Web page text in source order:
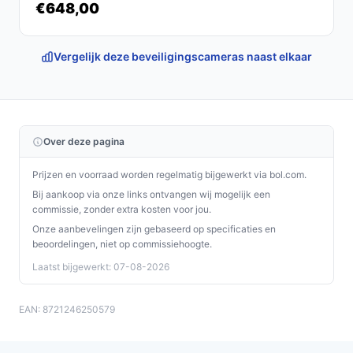
Beveilig netwerk en toegang volgens de
handleiding om ongeautoriseerde toegang te
vermijden.
montagemateriaal, verbind de voeding via USB of
gebruik het zonnepaneel, en volg de app- of
handleidingstappen voor koppeling met HomeBase.
Controleer na installatie beeldhoek en
bewegingsgevoeligheid.
Concrete checks voor de handleiding en specificaties:
Controleer in de handleiding of de USB-voeding
situatie.
€648,00
Vergelijk deze beveiligingscameras naast elkaar
Over deze pagina
Prijzen en voorraad worden regelmatig bijgewerkt via bol.com.
Bij aankoop via onze links ontvangen wij mogelijk een
commissie, zonder extra kosten voor jou.
Onze aanbevelingen zijn gebaseerd op specificaties en
beoordelingen, niet op commissiehoogte.
Laatst bijgewerkt: 07-08-2026
EAN: 8721246250579